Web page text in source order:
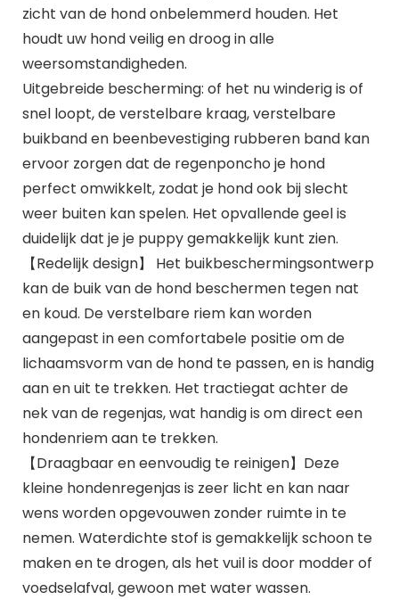
zicht van de hond onbelemmerd houden. Het
houdt uw hond veilig en droog in alle
weersomstandigheden.
Uitgebreide bescherming: of het nu winderig is of
snel loopt, de verstelbare kraag, verstelbare
buikband en beenbevestiging rubberen band kan
ervoor zorgen dat de regenponcho je hond
perfect omwikkelt, zodat je hond ook bij slecht
weer buiten kan spelen. Het opvallende geel is
duidelijk dat je je puppy gemakkelijk kunt zien.
【Redelijk design】 Het buikbeschermingsontwerp
kan de buik van de hond beschermen tegen nat
en koud. De verstelbare riem kan worden
aangepast in een comfortabele positie om de
lichaamsvorm van de hond te passen, en is handig
aan en uit te trekken. Het tractiegat achter de
nek van de regenjas, wat handig is om direct een
hondenriem aan te trekken.
【Draagbaar en eenvoudig te reinigen】Deze
kleine hondenregenjas is zeer licht en kan naar
wens worden opgevouwen zonder ruimte in te
nemen. Waterdichte stof is gemakkelijk schoon te
maken en te drogen, als het vuil is door modder of
voedselafval, gewoon met water wassen.